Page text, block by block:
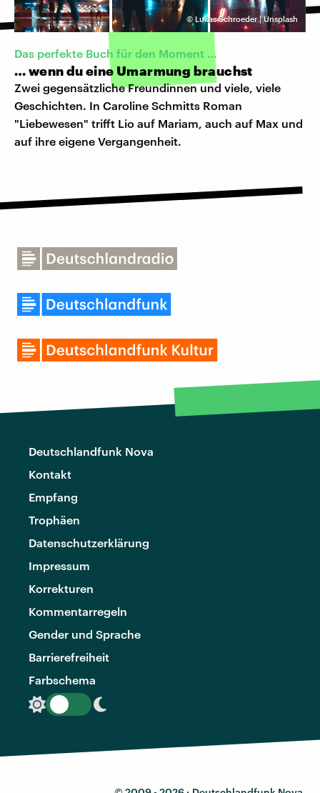
© Lukas Schroeder | Unsplash
Das perfekte Buch für den Moment …
… wenn du eine Umarmung brauchst
Zwei gegensätzliche Freundinnen und viele, viele
Geschichten. In Caroline Schmitts Roman
"Liebewesen" trifft Lio auf Mariam, auch auf Max und
auf ihre eigene Vergangenheit.
Deutschlandfunk Nova
Kontakt
Empfang
Trophäen
Datenschutzerklärung
Impressum
Korrekturen
Kommentarregeln
Gender und Sprache
Barrierefreiheit
Farbschema